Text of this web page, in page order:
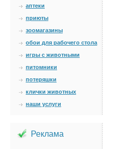
аптеки
приюты
зоомагазины
обои для рабочего стола
игры с животными
питомники
потеряшки
клички животных
наши услуги
Реклама